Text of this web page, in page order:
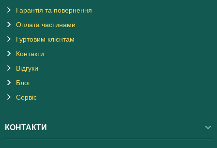
Гарантія та повернення
Оплата частинами
Гуртовим клієнтам
Контакти
Відгуки
Блог
Сервіс
КОНТАКТИ